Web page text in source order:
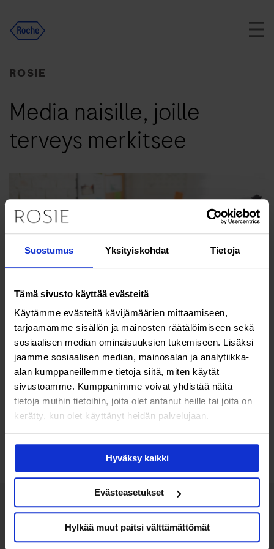
Suostumus Yksityiskohdat Tietoja
Tämä sivusto käyttää evästeitä
Käytämme evästeitä kävijämäärien mittaamiseen,
tarjoamamme sisällön ja mainosten räätälöimiseen sekä
sosiaalisen median ominaisuuksien tukemiseen. Lisäksi
jaamme sosiaalisen median, mainosalan ja analytiikka-
alan kumppaneillemme tietoja siitä, miten käytät
sivustoamme. Kumppanimme voivat yhdistää näitä
tietoja muihin tietoihin, joita olet antanut heille tai joita on
kerätty, kun olet käyttänyt heidän palvelujaan.
Hyväksy kaikki
Evästeasetukset
Hylkää muut paitsi välttämättömät
content
ROSIE
Media naisille, joille
terveys merkitsee
Ravitsemus & vitamiinit
Voiko väsymyksen syynä olla
puutteellinen ravinto?
Lisää luettavaa